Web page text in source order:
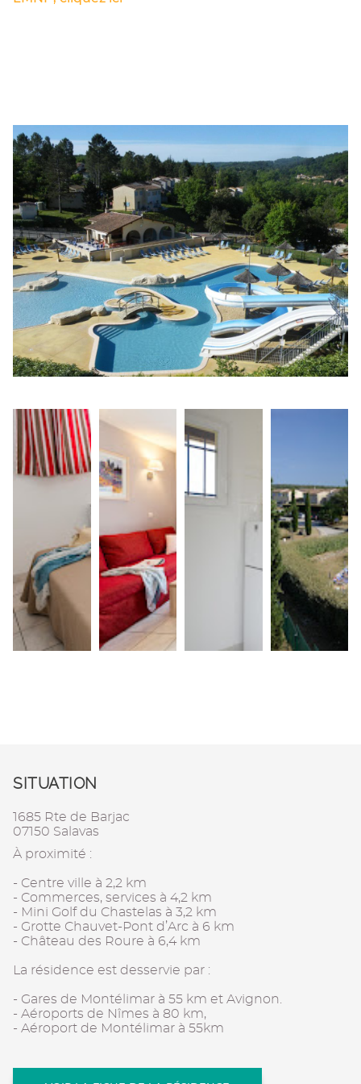
SITUATION
1685 Rte de Barjac
07150 Salavas
À proximité :
- Centre ville à 2,2 km
- Commerces, services à 4,2 km
- Mini Golf du Chastelas à 3,2 km
- Grotte Chauvet-Pont d’Arc à 6 km
- Château des Roure à 6,4 km
La résidence est desservie par :
- Gares de Montélimar à 55 km et Avignon.
- Aéroports de Nîmes à 80 km,
- Aéroport de Montélimar à 55km